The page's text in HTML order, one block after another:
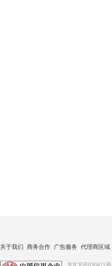
关于我们 商务合作 广告服务 代理商区域